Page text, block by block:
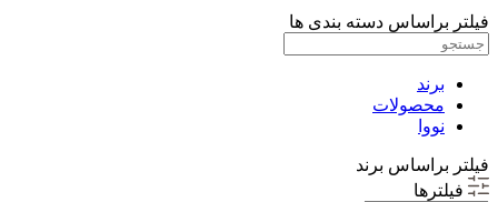
فیلتر براساس دسته بندی ها
برند
محصولات
نووا
فیلتر براساس برند
فیلترها